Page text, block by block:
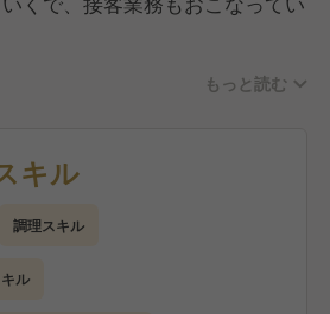
全般
もっと読む
キル
調理スキル
ル